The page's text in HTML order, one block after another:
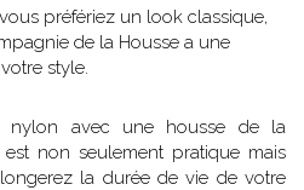
préfériez un look classique,
de la Housse a une
style.
nylon avec une housse de la
non seulement pratique mais
la durée de vie de votre